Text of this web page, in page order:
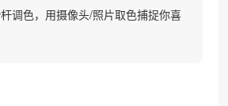
调色，用摄像头/照片取色捕捉你喜